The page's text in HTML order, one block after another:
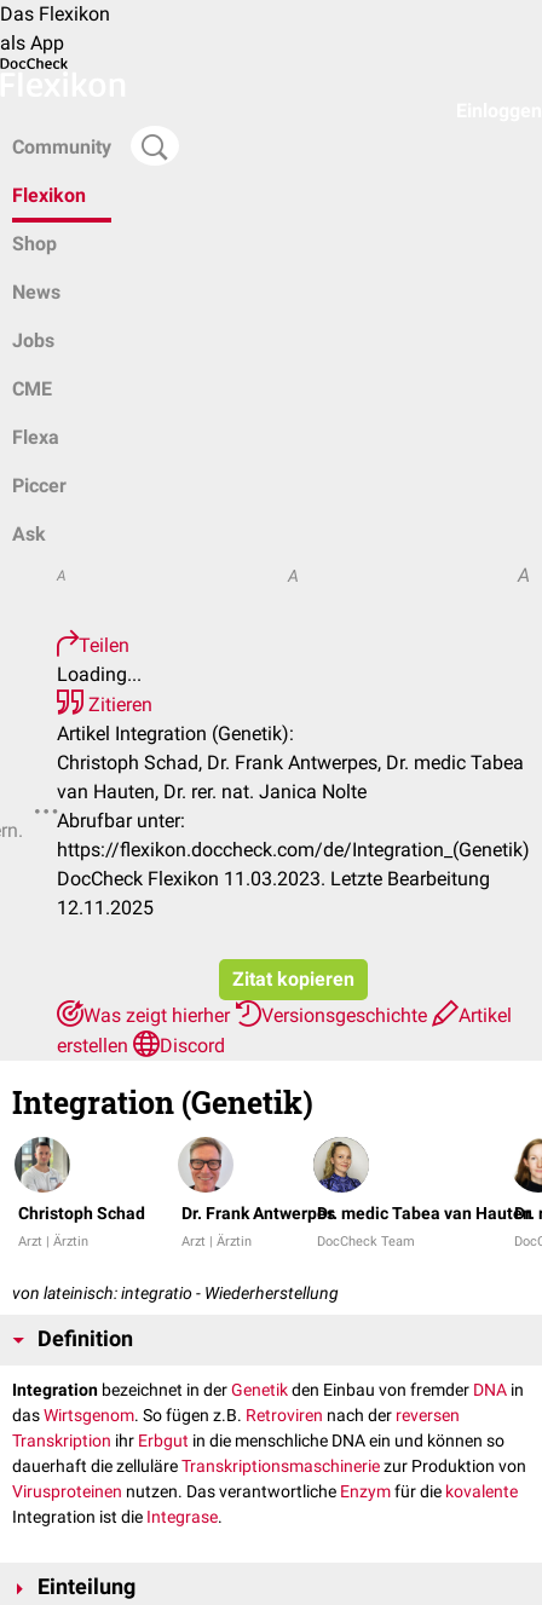
Das Flexikon
als App
Community
Flexikon
Shop
News
Jobs
CME
Flexa
Piccer
Ask
A A A
Teilen
Loading...
Zitieren
Artikel Integration (Genetik):
Christoph Schad, Dr. Frank Antwerpes, Dr. medic Tabea
van Hauten, Dr. rer. nat. Janica Nolte
Abrufbar unter:
https://flexikon.doccheck.com/de/Integration_(Genetik)
DocCheck Flexikon 11.03.2023. Letzte Bearbeitung
12.11.2025
Zitat kopieren
Was zeigt hierher
Versionsgeschichte
Artikel
erstellen
Discord
Integration (Genetik)
Christoph Schad
Arzt | Ärztin
Dr. Frank Antwerpes
Arzt | Ärztin
Dr. medic Tabea van Hauten
DocCheck Team
Dr.
von lateinisch: integratio - Wiederherstellung
Definition
Integration bezeichnet in derGenetikden Einbau von fremder DNA in
dasWirtsgenom. So fügen z.B. Retroviren nach der reversen
Transkription ihr Erbgut in die menschliche DNA ein und können so
dauerhaft die zelluläreTranskriptionsmaschineriezur Produktion von
Virusproteinen nutzen. Das verantwortliche Enzymfür die kovalente
Integration ist die Integrase.
Einteilung